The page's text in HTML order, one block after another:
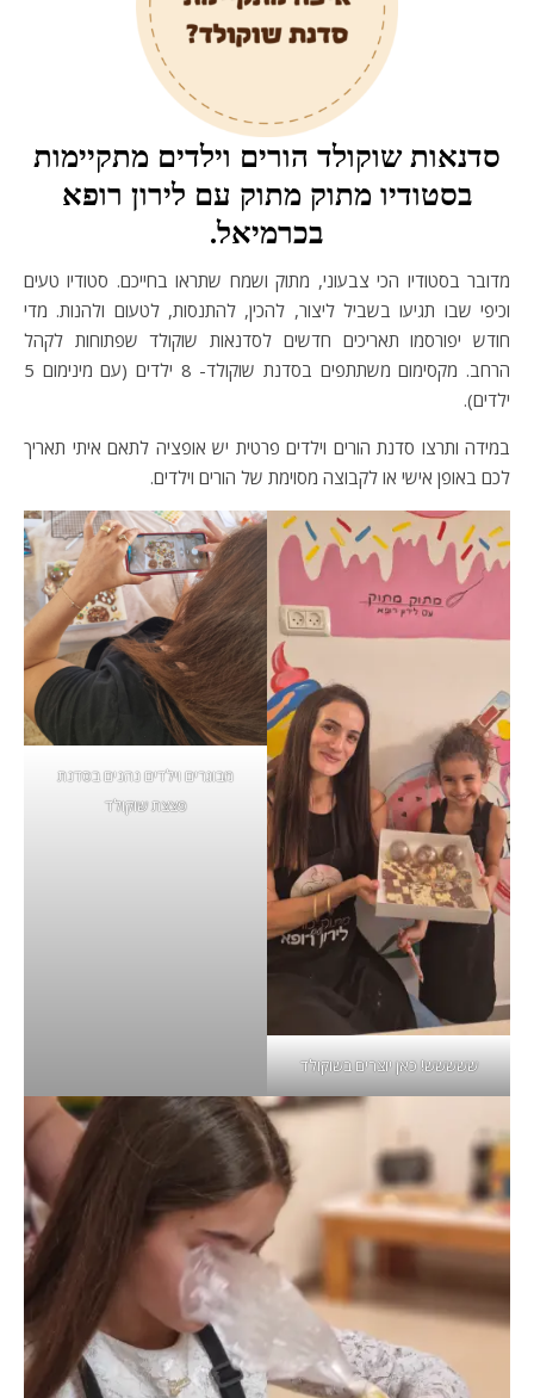
סדנאות שוקולד הורים וילדים מתקיימות
בסטודיו מתוק מתוק עם לירון רופא
בכרמיאל.
מדובר בסטודיו הכי צבעוני, מתוק ושמח שתראו בחייכם. סטודיו טעים
וכיפי שבו תגיעו בשביל ליצור, להכין, להתנסות, לטעום ולהנות. מדי
חודש יפורסמו תאריכים חדשים לסדנאות שוקולד שפתוחות לקהל
הרחב. מקסימום משתתפים בסדנת שוקולד- 8 ילדים (עם מינימום 5
ילדים).
במידה ותרצו סדנת הורים וילדים פרטית יש אופציה לתאם איתי תאריך
לכם באופן אישי או לקבוצה מסוימת של הורים וילדים.
ששששש! כאן יוצרים בשוקולד
מבוגרים וילדים נהנים בסדנת
פצצת שוקולד